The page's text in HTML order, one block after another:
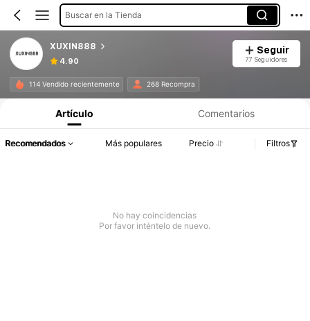
Buscar en la Tienda
XUXIN888
4.90
Seguir
77 Seguidores
114 Vendido recientemente 268 Recompra
Artículo Comentarios
Recomendados Más populares Precio Filtros
No hay coincidencias
Por favor inténtelo de nuevo.